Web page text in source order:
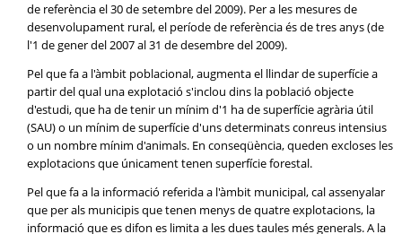
de referència el 30 de setembre del 2009). Per a les mesures de
desenvolupament rural, el període de referència és de tres anys (de
l'1 de gener del 2007 al 31 de desembre del 2009).
Pel que fa a l'àmbit poblacional, augmenta el llindar de superfície a
partir del qual una explotació s'inclou dins la població objecte
d'estudi, que ha de tenir un mínim d'1 ha de superfície agrària útil
(SAU) o un mínim de superfície d'uns determinats conreus intensius
o un nombre mínim d'animals. En conseqüència, queden excloses les
explotacions que únicament tenen superfície forestal.
Pel que fa a la informació referida a l'àmbit municipal, cal assenyalar
que per als municipis que tenen menys de quatre explotacions, la
informació que es difon es limita a les dues taules més generals. A la